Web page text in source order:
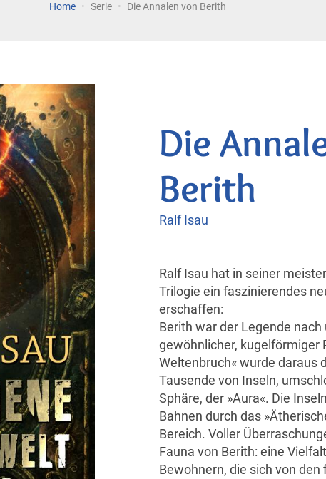
Home Serie Die Annalen von Berith
Die
Berith
Ralf Isau
Ralf Isau hat in seiner
Trilogie ein faszinierendes
erschaffen:
Berith war der Legende nach
gewöhnlicher, kugelförmiger
Weltenbruch« wurde daraus
Tausende von Inseln,
Sphäre, der »Aura«. Die
Bahnen durch das
Bereich. Voller
Fauna von Berith: eine
Bewohnern, die sich von